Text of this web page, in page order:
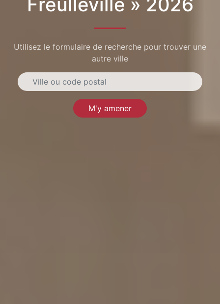
Utilisez le formulaire de recherche pour trouver une
autre ville
M'y amener